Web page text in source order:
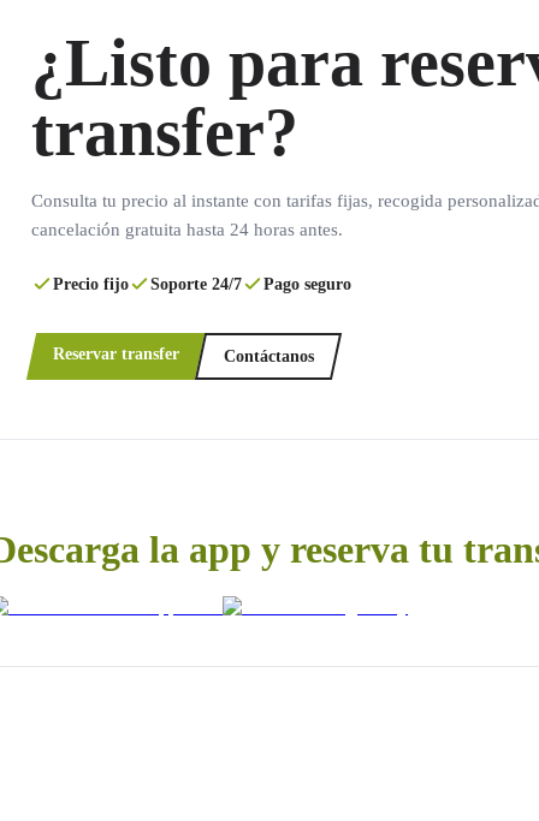
¿Listo para
transfer?
Consulta tu precio al instante con tarifas fijas, recogida
cancelación gratuita hasta 24 horas antes.
Precio fijo Soporte 24/7 Pago seguro
Reservar transfer Contáctanos
la app y reserva tu